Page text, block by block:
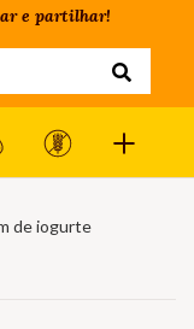
e partilhar!
de iogurte